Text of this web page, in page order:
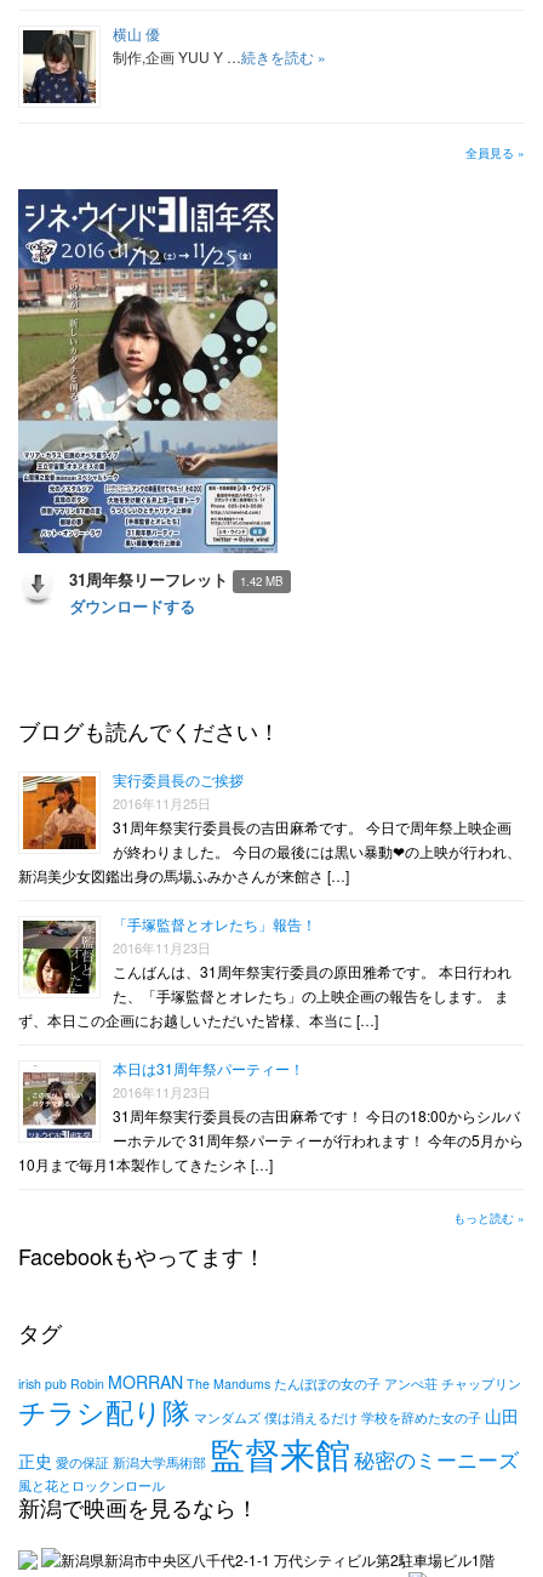
横山 優
制作,企画 YUU Y …続きを読む »
全員見る »
31周年祭リーフレット 1.42 MB
ダウンロードする
ブログも読んでください！
実行委員長のご挨拶
2016年11月25日
31周年祭実行委員長の吉田麻希です。 今日で周年祭上映企画
が終わりました。 今日の最後には黒い暴動❤︎の上映が行われ、
新潟美少女図鑑出身の馬場ふみかさんが来館さ […]
「手塚監督とオレたち」報告！
2016年11月23日
こんばんは、31周年祭実行委員の原田雅希です。 本日行われ
た、「手塚監督とオレたち」の上映企画の報告をします。 ま
ず、本日この企画にお越しいただいた皆様、本当に […]
本日は31周年祭パーティー！
2016年11月23日
31周年祭実行委員長の吉田麻希です！ 今日の18:00からシルバ
ーホテルで 31周年祭パーティーが行われます！ 今年の5月から
10月まで毎月1本製作してきたシネ […]
もっと読む »
Facebookもやってます！
タグ
irish pub Robin MORRAN The Mandums たんぽぽの女の子 アンぺ荘 チャップリン
チラシ配り隊 マンダムズ 僕は消えるだけ 学校を辞めた女の子 山田
正史 愛の保証 新潟大学馬術部 監督来館秘密のミーニーズ
風と花とロックンロール
新潟で映画を見るなら！